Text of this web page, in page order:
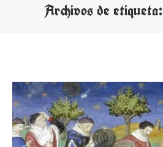
Archivos de etiqueta: